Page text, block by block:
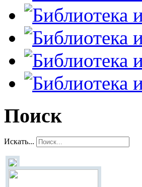
Поиск
Искать...